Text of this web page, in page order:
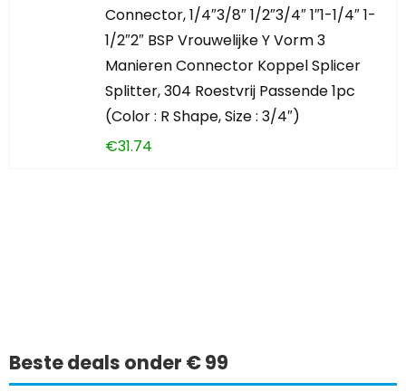
Connector, 1/4″3/8″ 1/2″3/4″ 1″1-1/4″ 1-
1/2″2″ BSP Vrouwelijke Y Vorm 3
Manieren Connector Koppel Splicer
Splitter, 304 Roestvrij Passende 1pc
(Color : R Shape, Size : 3/4″)
€31.74
Beste deals onder € 99